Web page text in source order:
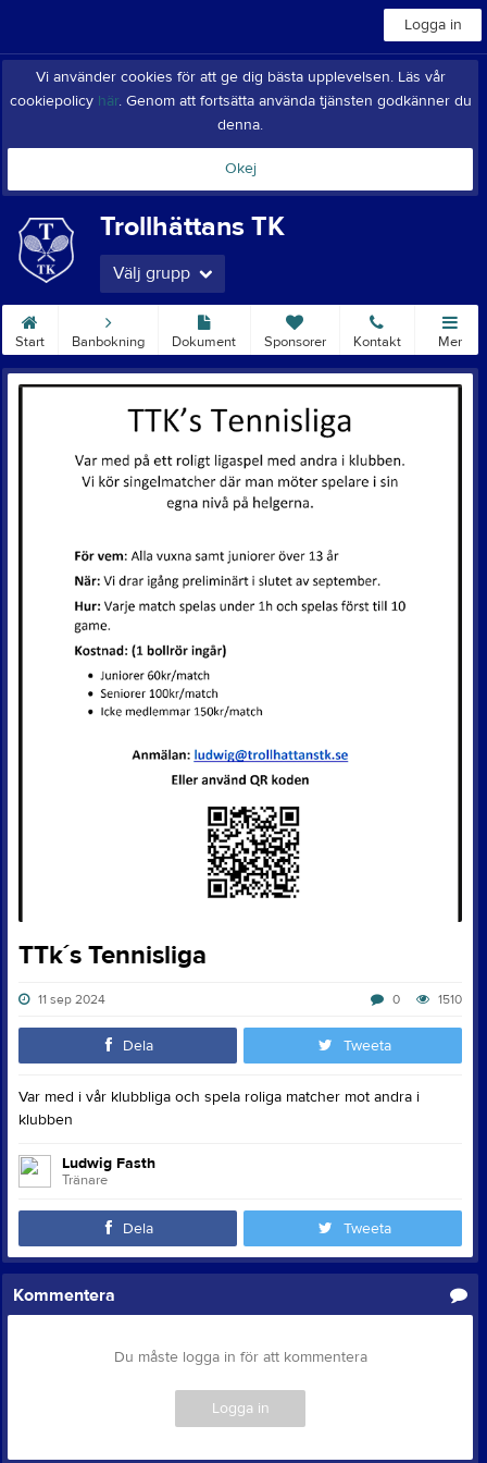
Logga in
Vi använder cookies för att ge dig bästa upplevelsen. Läs vår
cookiepolicy här. Genom att fortsätta använda tjänsten godkänner du
denna.
Okej
Trollhättans TK
Välj grupp
Start Banbokning Dokument Sponsorer Kontakt Mer
TTk´s Tennisliga
11 sep 2024 1510
0
Dela Tweeta
Var med i vår klubbliga och spela roliga matcher mot andra i
klubben
Ludwig Fasth
Tränare
Dela Tweeta
Kommentera
Du måste logga in för att kommentera
Logga in